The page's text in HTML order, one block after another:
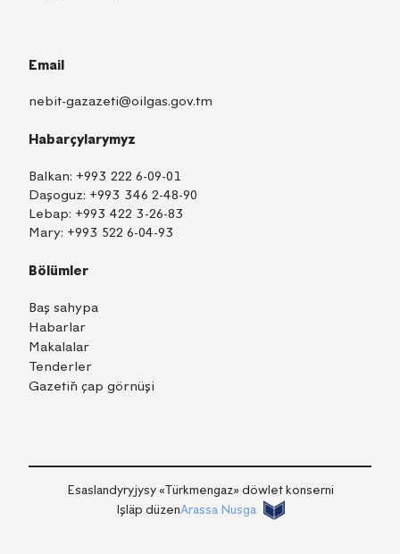
Email
nebit-gazazeti@oilgas.gov.tm
Habarçylarymyz
Balkan: +993 222 6-09-01
Daşoguz: +993 346 2-48-90
Lebap: +993 422 3-26-83
Mary: +993 522 6-04-93
Bölümler
Baş sahypa
Habarlar
Makalalar
Tenderler
Gazetiň çap görnüşi
Esaslandyryjysy «Тürkmengaz» döwlet konserni
Işläp düzenArassa Nusga